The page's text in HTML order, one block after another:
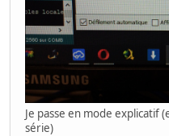
Je passe en mode explicatif
série)